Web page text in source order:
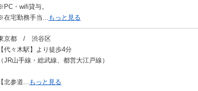
・wifi貸与。
在宅勤務手当...もっと見る
京都 / 渋谷区
【代々木駅】より徒歩4分
（JR山手線・総武線、都営大江戸線）
【北参道... もっと見る